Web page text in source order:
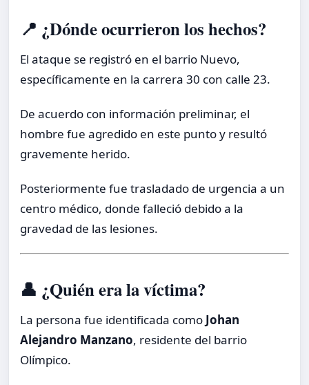
📍 ¿Dónde ocurrieron los hechos?
El ataque se registró en el barrio Nuevo,
específicamente en la carrera 30 con calle 23.
De acuerdo con información preliminar, el
hombre fue agredido en este punto y resultó
gravemente herido.
Posteriormente fue trasladado de urgencia a un
centro médico, donde falleció debido a la
gravedad de las lesiones.
👤 ¿Quién era la víctima?
La persona fue identificada como Johan
Alejandro Manzano, residente del barrio
Olímpico.